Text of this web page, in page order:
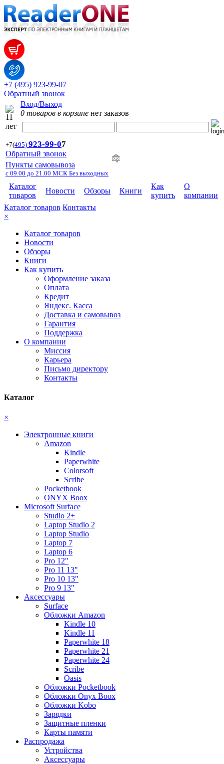
+7 (495) 923-99-07
Обратный звонок
Вход/Выход
0 товаров в корзине нет заказов
+7(495) 923-99-07
Обратный звонок
Пункты самовывоза
с 09.00 до 21.00 МСК Без выходных
Каталог
товаров
Новости Обзоры Книги
Как
купить
О
компании
Каталог товаров Контакты
×
Каталог товаров
Новости
Обзоры
Книги
Как купить
Оформление заказа
Оплата
Кредит
Яндекс. Касса
Доставка и самовывоз
Гарантия
Поддержка
О компании
Миссия
Карьера
Письмо директору
Контакты
Каталог
×
Электронные книги
Amazon
Kindle
Paperwhite
Colorsoft
Scribe
Pocketbook
ONYX Boox
Microsoft Surface
Studio 2+
Laptop Studio 2
Laptop Studio
Laptop 7
Laptop 6
Pro 12"
Pro 11 13"
Pro 10 13"
Pro 9 13"
Аксессуары
Surface
Обложки Amazon
Kindle 10
Kindle 11
Paperwhite 18
Paperwhite 21
Paperwhite 24
Scribe
Oasis
Обложки Pocketbook
Обложки Onyx Boox
Обложки Kobo
Зарядки
Защитные пленки
Карты памяти
Распродажа
Устройства
Аксессуары